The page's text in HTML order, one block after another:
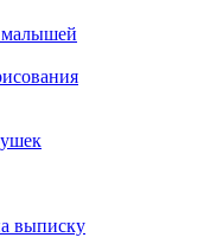
малышей
выписку